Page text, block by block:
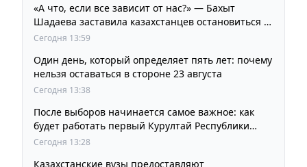
«А что, если все зависит от нас?» — Бахыт
Шадаева заставила казахстанцев остановиться и
задуматься
Сегодня 13:59
Один день, который определяет пять лет: почему
нельзя оставаться в стороне 23 августа
Сегодня 13:38
После выборов начинается самое важное: как
будет работать первый Курултай Республики
Казахстан
Сегодня 13:28
Казахстанские вузы предоставляют